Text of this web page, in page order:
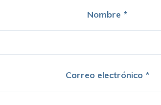
Nombre *
Correo electrónico *